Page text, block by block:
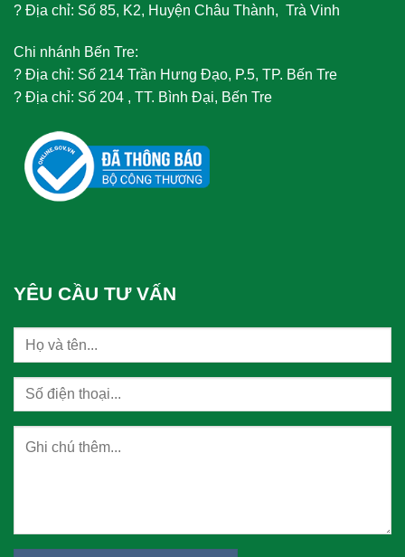
? Địa chỉ: Số 85, K2, Huyện Châu Thành, Trà Vinh
Chi nhánh Bến Tre:
? Địa chỉ: Số 214 Trần Hưng Đạo, P.5, TP. Bến Tre
? Địa chỉ: Số 204 , TT. Bình Đại, Bến Tre
YÊU CẦU TƯ VẤN